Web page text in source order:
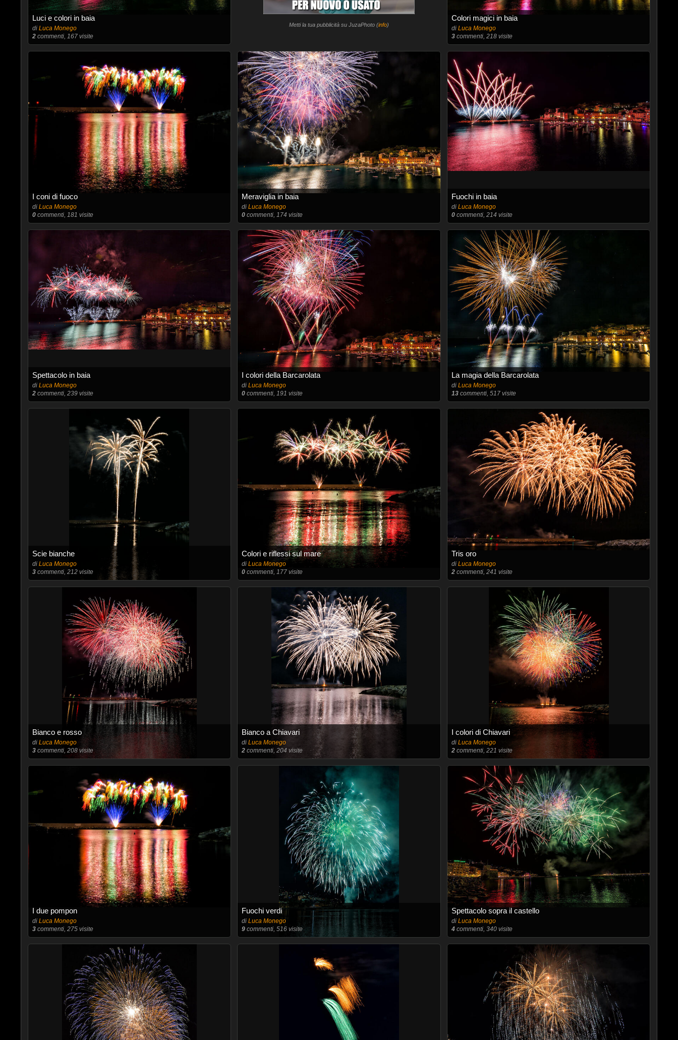
Luci e colori in baia
di Luca Monego
2commenti, 167 visite
Metti la tua pubblicità su JuzaPhoto (info)
Colori magici in baia
di Luca Monego
3commenti, 218 visite
I coni di fuoco
di Luca Monego
0commenti, 181 visite
Meraviglia in baia
diLuca Monego
0 commenti, 174 visite
Fuochi in baia
di Luca Monego
0commenti, 214 visite
Spettacolo in baia
di Luca Monego
2commenti, 239 visite
I colori della Barcarolata
diLuca Monego
0 commenti, 191 visite
La magia della Barcarolata
di Luca Monego
13commenti, 517 visite
Scie bianche
di Luca Monego
3commenti, 212 visite
Colori e riflessi sul mare
diLuca Monego
0 commenti, 177 visite
Tris oro
di Luca Monego
2commenti, 241 visite
Bianco e rosso
di Luca Monego
3commenti, 208 visite
Bianco a Chiavari
diLuca Monego
2 commenti, 204 visite
I colori di Chiavari
di Luca Monego
2commenti, 221 visite
I due pompon
di Luca Monego
3commenti, 275 visite
Fuochi verdi
diLuca Monego
9 commenti, 516 visite
Spettacolo sopra il castello
di Luca Monego
4commenti, 340 visite